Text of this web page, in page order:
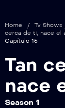
Home / Tv Shows
cerca de ti, nace el
Capítulo 15
Tan
nace
Season 1